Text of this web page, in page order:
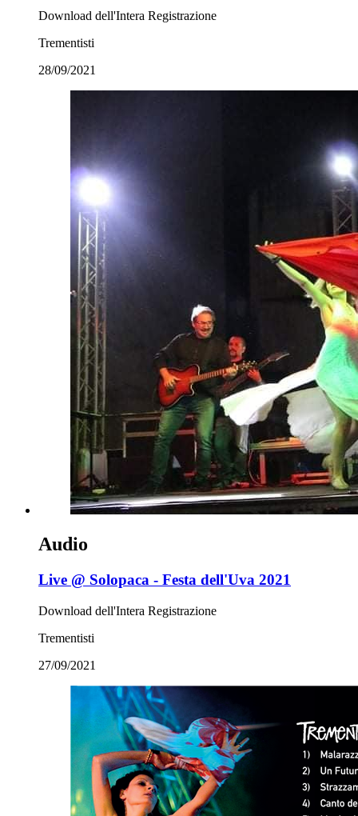
Download dell'Intera Registrazione
Trementisti
28/09/2021
Audio
Live @ Solopaca - Festa dell'Uva 2021
Download dell'Intera Registrazione
Trementisti
27/09/2021